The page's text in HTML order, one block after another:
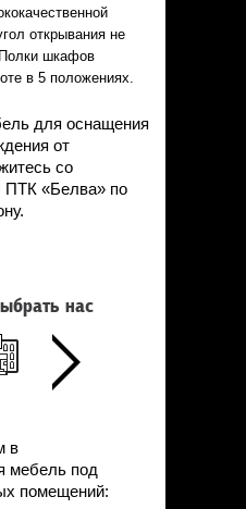
открывания не
шкафов
в 5 положениях.
для оснащения
от
со
«Белва» по
нас
в
мебель под
помещений: